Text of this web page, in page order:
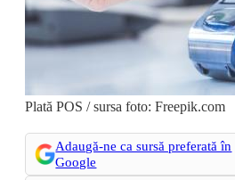
Plată POS / sursa foto: Freepik.com
Adaugă-ne ca sursă preferată în
Google